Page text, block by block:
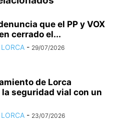
que el PP y VOX
cerrado el...
- 29/07/2026
de Lorca
seguridad vial con un
- 23/07/2026